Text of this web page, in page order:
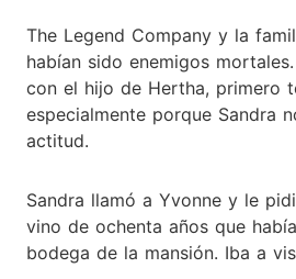
The Legend Company y la
habían sido enemigos
con el hijo de Hertha, primero
especialmente porque Sandra
actitud.
Sandra llamó a Yvonne y le
vino de ochenta años que
bodega de la mansión. Iba a